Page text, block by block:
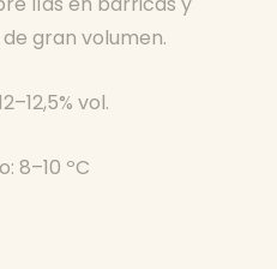
gran volumen.
vol.
8–10 ºC